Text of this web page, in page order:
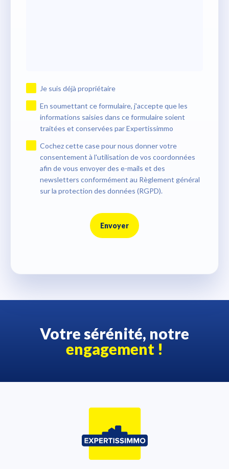
Je suis déjà propriétaire
En soumettant ce formulaire, j'accepte que les
informations saisies dans ce formulaire soient
traitées et conservées par Expertissimmo
Cochez cette case pour nous donner votre
consentement à l'utilisation de vos coordonnées
afin de vous envoyer des e-mails et des
newsletters conformément au Règlement général
sur la protection des données (RGPD).
Envoyer
Votre sérénité, notre
engagement !